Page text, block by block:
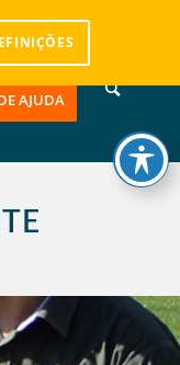
AJUDA